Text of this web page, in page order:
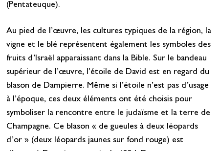
(Pentateuque).
Au pied de l’œuvre, les cultures typiques de la région, la
vigne et le blé représentent également les symboles des
fruits d’Israël apparaissant dans la Bible. Sur le bandeau
supérieur de l’œuvre, l’étoile de David est en regard du
blason de Dampierre. Même si l’étoile n’est pas d’usage
à l’époque, ces deux éléments ont été choisis pour
symboliser la rencontre entre le judaïsme et la terre de
Champagne. Ce blason « de gueules à deux léopards
d’or » (deux léopards jaunes sur fond rouge) est